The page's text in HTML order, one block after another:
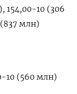
154,00-10 (306
​млн)
10 (560 млн)